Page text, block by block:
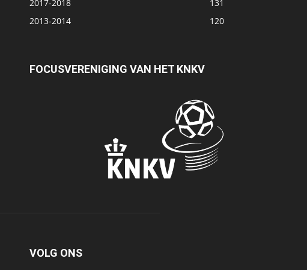
2017-2018
131
2013-2014
120
FOCUSVERENIGING VAN HET KNKV
VOLG ONS